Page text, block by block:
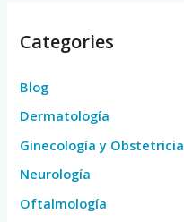
Categories
Blog
Dermatología
Ginecología y Obstetricia
Neurología
Oftalmología